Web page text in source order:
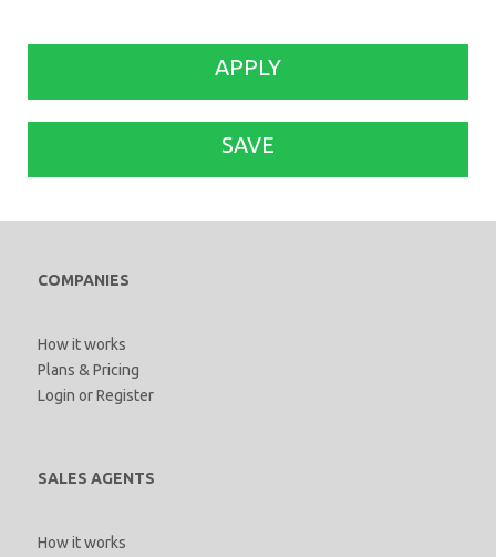
APPLY
SAVE
COMPANIES
How it works
Plans & Pricing
Login orRegister
SALES AGENTS
How it works